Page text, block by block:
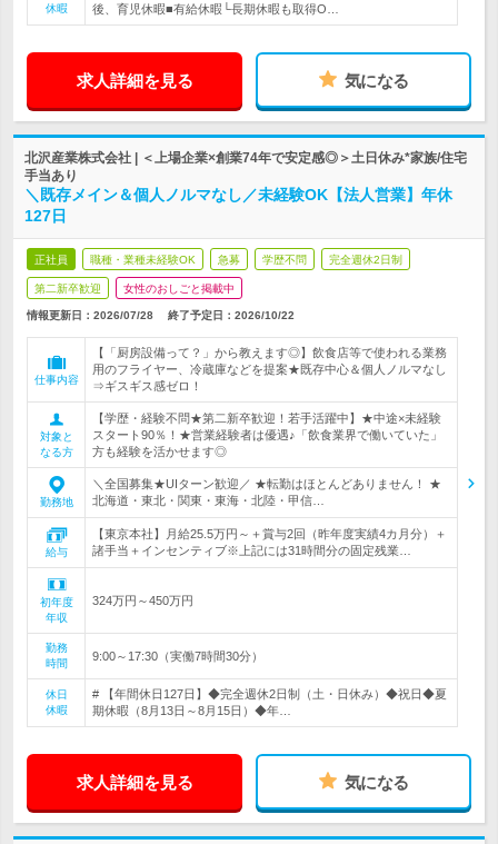
休暇
後、育児休暇■有給休暇└長期休暇も取得O…
求人詳細を見る 気になる
北沢産業株式会社 | ＜上場企業×創業74年で安定感◎＞土日休み*家族/住宅
手当あり
＼既存メイン＆個人ノルマなし／未経験OK【法人営業】年休
127日
正社員 職種・業種未経験OK 急募 学歴不問 完全週休2日制
第二新卒歓迎 女性のおしごと掲載中
情報更新日：2026/07/28 終了予定日： 2026/10/22
仕事内容
【「厨房設備って？」から教えます◎】飲食店等で使われる業務
用のフライヤー、冷蔵庫などを提案★既存中心＆個人ノルマなし
⇒ギスギス感ゼロ！
対象と
なる方
【学歴・経験不問★第二新卒歓迎！若手活躍中】★中途×未経験
スタート90％！★営業経験者は優遇♪「飲食業界で働いていた」
方も経験を活かせます◎
勤務地
＼全国募集★UIターン歓迎／ ★転勤はほとんどありません！ ★
北海道・東北・関東・東海・北陸・甲信…
給与
【東京本社】月給25.5万円～＋賞与2回（昨年度実績4カ月分）＋
諸手当＋インセンティブ※上記には31時間分の固定残業…
初年度
年収
324万円～450万円
勤務
時間
9:00～17:30（実働7時間30分）
休日
休暇
# 【年間休日127日】◆完全週休2日制（土・日休み）◆祝日◆夏
期休暇（8月13日～8月15日）◆年…
求人詳細を見る 気になる